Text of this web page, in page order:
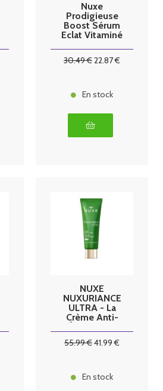
Nuxe
Prodigieuse
Boost Sérum
Eclat Vitaminé
30.49€22.87€
En stock
NUXE
NUXURIANCE
ULTRA - La
Crème Anti-
Visage - Tous
55.99€41.99 €
En stock